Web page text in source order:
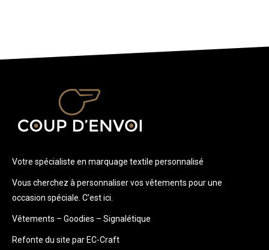
Votre spécialiste en marquage textile personnalisé
Vous cherchez à personnaliser vos vêtements pour une
occasion spéciale. C’est ici.
Vêtements – Goodies – Signalétique
Refonte du site par EC-Craft